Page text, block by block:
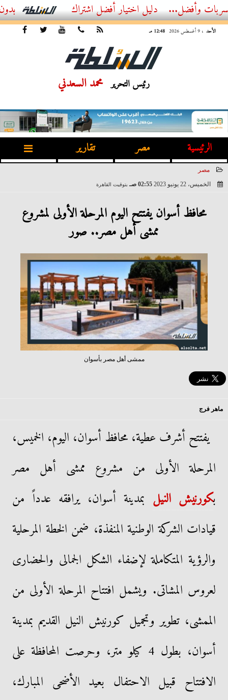
أفضل اشتراك IPTV بدون تقطيع 2026 – دليل المشاهد العصري
الأحد ، 9 أغسطس 2026 12:48 مـ
رئيس التحرير محمد السعدني
الرئيسية مصر تقارير
مصر
الخميس، 22 يونيو 2023
02:55 صـ بتوقيت القاهرة
محافظ أسوان يفتتح اليوم المرحلة الأولى لمشروع
ممشى أهل مصر.. صور
ممشى أهل مصر بأسوان
ماهر فرج
يفتتح أشرف عطية، محافظ أسوان، اليوم، الخميس،
المرحلة الأولى من مشروع ممشى أهل مصر
بكورنيش النيل بمدينة أسوان، يرافقه عدداً من
قيادات الشركة الوطنية المنفذة، ضمن الخطة المرحلية
والرؤية المتكاملة لإضفاء الشكل الجمالى والحضارى
لعروس المشاتى. ويشمل افتتاح المرحلة الأولى من
الممشى، تطوير وتجميل كورنيش النيل القديم بمدينة
أسوان، بطول 4 كيلو متر، وحرصت المحافظة على
الافتتاح قبيل الاحتفال بعيد الأضحى المبارك،